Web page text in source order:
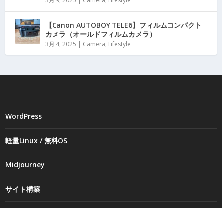
【Canon AUTOBOY TELE6】フィルムコンパクト
カメラ（オールドフィルムカメラ）
3月 4, 2025 | Camera, Lifestyle
WordPress
軽量Linux / 無料OS
Midjourney
サイト構築